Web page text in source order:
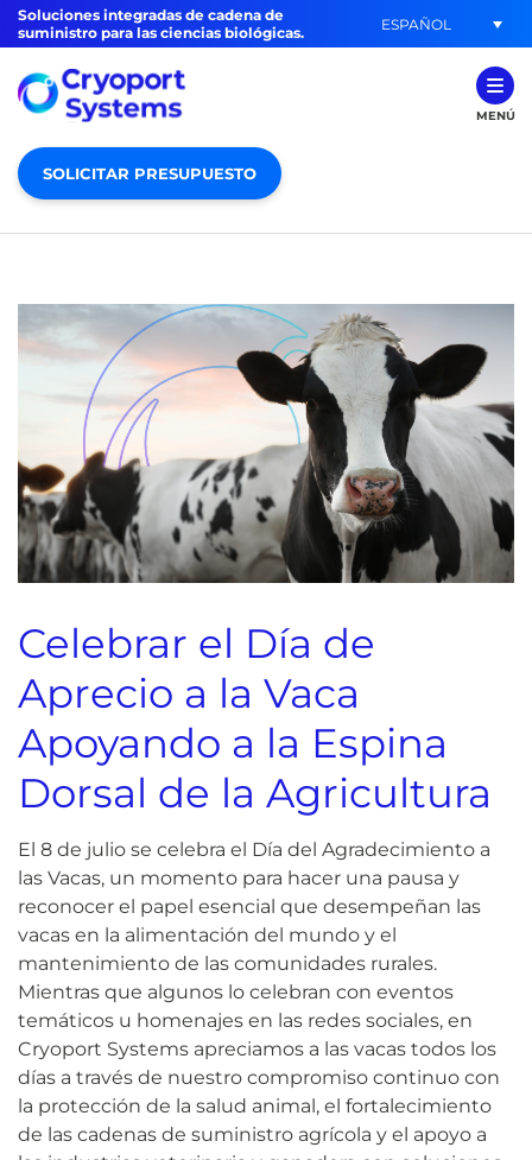
Soluciones integradas de cadena de
suministro para las ciencias biológicas.
ESPAÑOL
MENÚ
SOLICITAR PRESUPUESTO
Celebrar el Día de
Aprecio a la Vaca
Apoyando a la Espina
Dorsal de la Agricultura
El 8 de julio se celebra el Día del Agradecimiento a
las Vacas, un momento para hacer una pausa y
reconocer el papel esencial que desempeñan las
vacas en la alimentación del mundo y el
mantenimiento de las comunidades rurales.
Mientras que algunos lo celebran con eventos
temáticos u homenajes en las redes sociales, en
Cryoport Systems apreciamos a las vacas todos los
días a través de nuestro compromiso continuo con
la protección de la salud animal, el fortalecimiento
de las cadenas de suministro agrícola y el apoyo a